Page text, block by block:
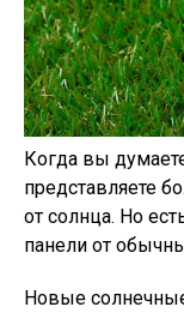
Когда вы
представляете
от солнца. Но
панели от
Новые